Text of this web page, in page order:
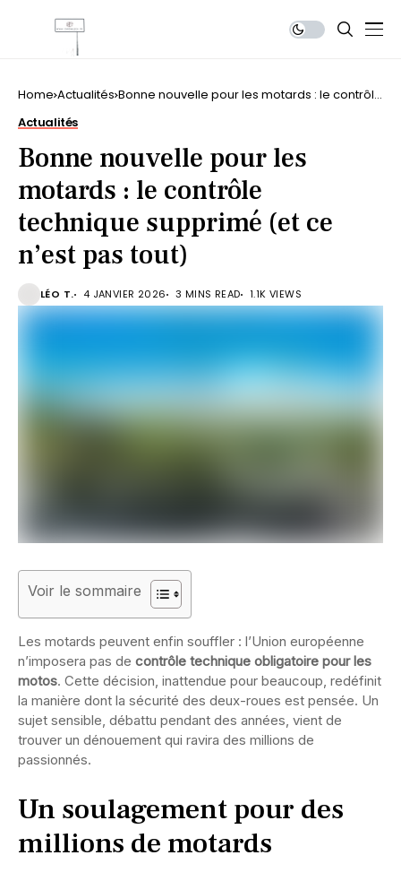
Home Actualités Bonne nouvelle pour les motards : le contrôle
Actualités
Bonne nouvelle pour les
motards : le contrôle
technique supprimé (et ce
n’est pas tout)
LÉO T. 4 JANVIER 2026 3 MINS READ 1.1K VIEWS
Voir le sommaire
Les motards peuvent enfin souffler : l’Union européenne
n’imposera pas de contrôle technique obligatoire pour les
motos. Cette décision, inattendue pour beaucoup, redéfinit
la manière dont la sécurité des deux-roues est pensée. Un
sujet sensible, débattu pendant des années, vient de
trouver un dénouement qui ravira des millions de
passionnés.
Un soulagement pour des
millions de motards